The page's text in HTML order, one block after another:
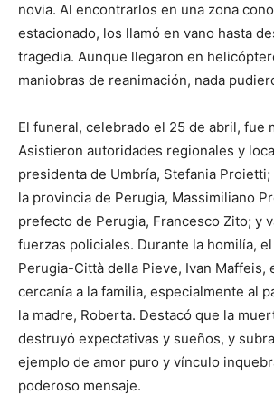
novia. Al encontrarlos en una zona
estacionado, los llamó en vano hasta
tragedia. Aunque llegaron en
maniobras de reanimación, nada
El funeral, celebrado el 25 de abril, fue
Asistieron autoridades regionales y
presidenta de Umbría, Stefania
la provincia de Perugia, Massimiliano
prefecto de Perugia, Francesco Zito; y
fuerzas policiales. Durante la homilía,
Perugia-Città della Pieve, Ivan Maffeis,
cercanía a la familia, especialmente al
la madre, Roberta. Destacó que la
destruyó expectativas y sueños, y
ejemplo de amor puro y vínculo
poderoso mensaje.